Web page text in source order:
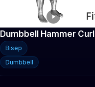
Dumbbell Hammer Curl
Bisep
Dumbbell